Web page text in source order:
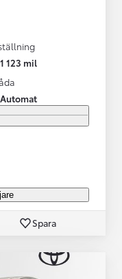
1 123 mil
Automat
Spara